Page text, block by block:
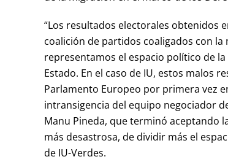
“Los resultados electorales obtenidos
coalición de partidos coaligados con
representamos el espacio político de
Estado. En el caso de IU, estos malos
Parlamento Europeo por primera vez
intransigencia del equipo negociador
Manu Pineda, que terminó aceptando
más desastrosa, de dividir más el
de IU-Verdes.